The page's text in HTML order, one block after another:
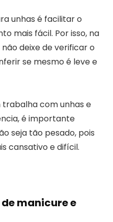
unhas é facilitar o
mais fácil. Por isso, na
deixe de verificar o
se mesmo é leve e
com unhas e
é importante
seja tão pesado, pois
cansativo e difícil.
manicure e